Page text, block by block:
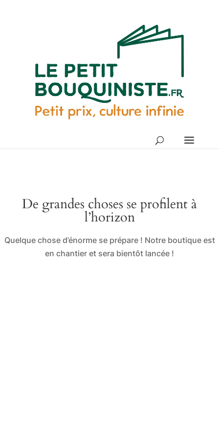
De grandes choses se profilent à
l’horizon
Quelque chose d’énorme se prépare ! Notre boutique est
en chantier et sera bientôt lancée !